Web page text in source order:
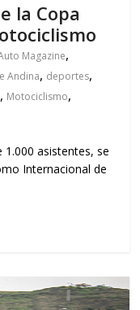
la Copa
Magazine,
Andina, deportes,
, Motociclismo,
asistentes, se
Internacional de